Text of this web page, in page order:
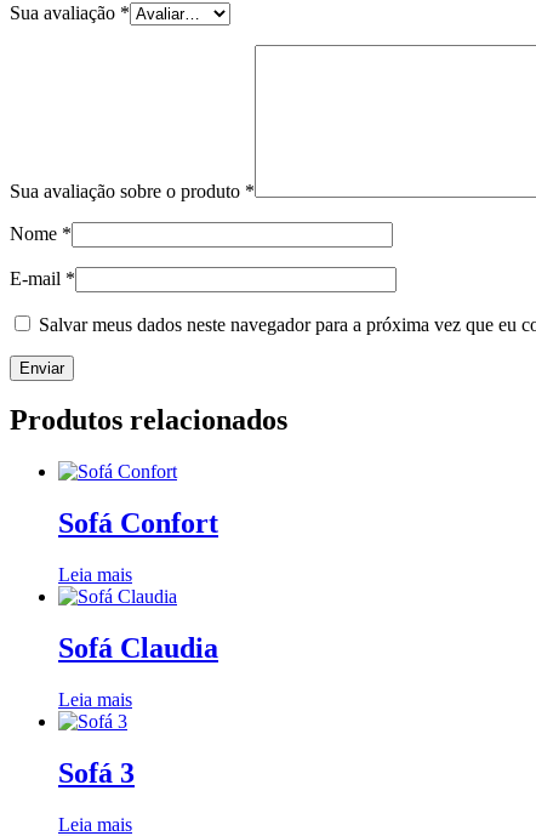
Sua avaliação *
Sua avaliação sobre o produto *
Nome *
E-mail *
Salvar meus dados neste navegador para a próxima vez que eu
Produtos relacionados
Sofá Confort
Leia mais
Sofá Claudia
Leia mais
Sofá 3
Leia mais